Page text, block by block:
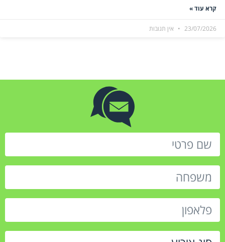
קרא עוד »
23/07/2026 אין תגובות